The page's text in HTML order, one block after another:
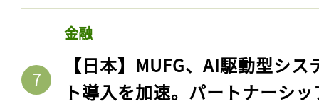
金融
【日本】MUFG、AI駆動型シ
ト導入を加速。パートナーシ